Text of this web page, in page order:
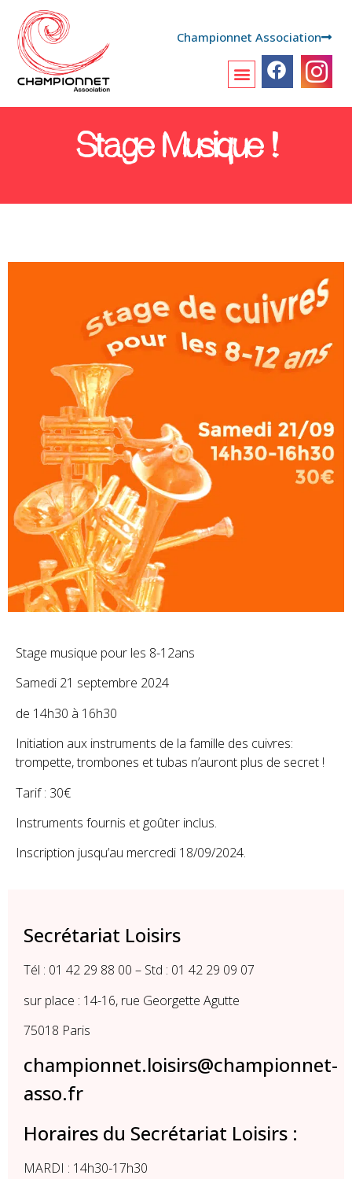
Championnet Association
Stage Musique !
Stage musique pour les 8-12ans
Samedi 21 septembre 2024
de 14h30 à 16h30
Initiation aux instruments de la famille des cuivres:
trompette, trombones et tubas n’auront plus de secret !
Tarif : 30€
Instruments fournis et goûter inclus.
Inscription jusqu’au mercredi 18/09/2024.
Secrétariat Loisirs
Tél : 01 42 29 88 00 – Std : 01 42 29 09 07
sur place : 14-16, rue Georgette Agutte
75018 Paris
championnet.loisirs@championnet-
asso.fr
Horaires du Secrétariat Loisirs :
MARDI : 14h30-17h30